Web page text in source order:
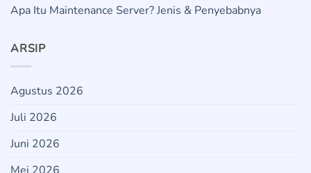
Apa Itu Maintenance Server? Jenis & Penyebabnya
ARSIP
Agustus 2026
Juli 2026
Juni 2026